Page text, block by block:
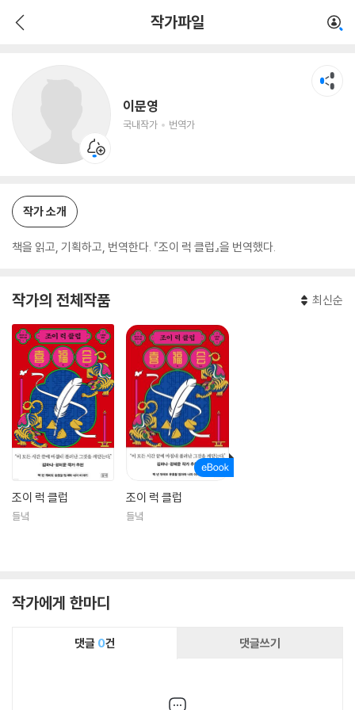
작가파일
이문영
국내작가 번역가
작가 소개
책을 읽고, 기획하고, 번역한다. 『조이 럭 클럽』을 번역했다.
작가의 전체작품 최신순
조이 럭 클럽
들녘
조이 럭 클럽
들녘
작가에게 한마디
댓글 0건 댓글쓰기